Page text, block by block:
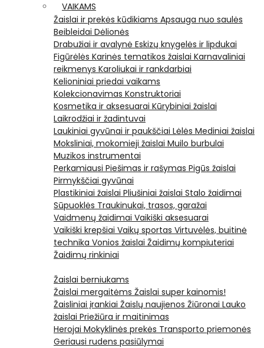
VAIKAMS
Žaislai ir prekės kūdikiams Apsauga nuo saulės
Beibleidai Dėlionės
Drabužiai ir avalynė Eskizų knygelės ir lipdukai
Figūrėlės Karinės tematikos žaislai Karnavaliniai
reikmenys Karoliukai ir rankdarbiai
Kelioniniai priedai vaikams
Kolekcionavimas Konstruktoriai
Kosmetika ir aksesuarai Kūrybiniai žaislai
Laikrodžiai ir žadintuvai
Laukiniai gyvūnai ir paukščiai Lėlės Mediniai žaislai
Moksliniai, mokomieji žaislai Muilo burbulai
Muzikos instrumentai
Perkamiausi Piešimas ir rašymas Pigūs žaislai
Pirmykščiai gyvūnai
Plastikiniai žaislai Pliušiniai žaislai Stalo žaidimai
Sūpuoklės Traukinukai, trasos, garažai
Vaidmenų žaidimai Vaikiški aksesuarai
Vaikiški krepšiai Vaikų sportas Virtuvėlės, buitinė
technika Vonios žaislai Žaidimų kompiuteriai
Žaidimų rinkiniai
Žaislai berniukams
Žaislai mergaitėms Žaislai super kainomis!
Žaisliniai įrankiai Žaislų naujienos Žiūronai Lauko
žaislai Priežiūra ir maitinimas
Herojai Mokyklinės prekės Transporto priemonės
Geriausi rudens pasiūlymai